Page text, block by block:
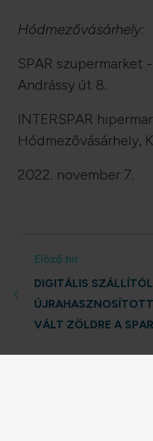
Hódmezővásárhely:
SPAR szupermarket
Andrássy út 8.
INTERSPAR
Hódmezővásárhely,
2022. november 7.
‹
Előző hír
DIGITÁLIS
VÁLT ZÖLDRE A